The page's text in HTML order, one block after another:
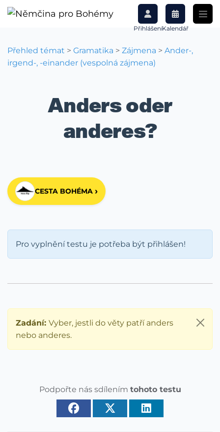
PřihlášeníKalendář
Přehled témat > Gramatika > Zájmena > Ander-,
irgend-, -einander (vespolná zájmena)
Anders oder
anderes?
CESTA BOHÉMA ›
Pro vyplnění testu je potřeba být přihlášen!
Zadání: Vyber, jestli do věty patří anders
nebo anderes.
Podpořte nás sdílením tohoto testu